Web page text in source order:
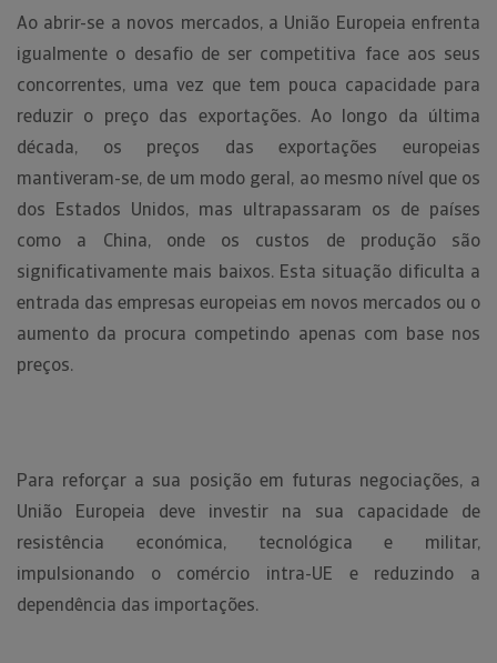
Ao abrir-se a novos mercados, a União Europeia enfrenta
igualmente o desafio de ser competitiva face aos seus
concorrentes, uma vez que tem pouca capacidade para
reduzir o preço das exportações. Ao longo da última
década, os preços das exportações europeias
mantiveram-se, de um modo geral, ao mesmo nível que os
dos Estados Unidos, mas ultrapassaram os de países
como a China, onde os custos de produção são
significativamente mais baixos. Esta situação dificulta a
entrada das empresas europeias em novos mercados ou o
aumento da procura competindo apenas com base nos
preços.
Para reforçar a sua posição em futuras negociações, a
União Europeia deve investir na sua capacidade de
resistência económica, tecnológica e militar,
impulsionando o comércio intra-UE e reduzindo a
dependência das importações.